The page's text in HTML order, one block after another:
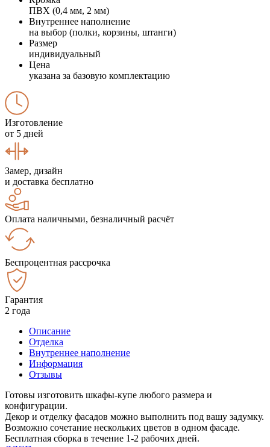
ПВХ (0,4 мм, 2 мм)
Внутреннее наполнение
на выбор (полки, корзины, штанги)
Размер
индивидуальный
Цена
указана за базовую комплектацию
Изготовление
от 5 дней
Замер, дизайн
и доставка бесплатно
Оплата наличными, безналичный расчёт
Беспроцентная рассрочка
Гарантия
2 года
Описание
Отделка
Внутреннее наполнение
Информация
Отзывы
Готовы изготовить шкафы-купе любого размера и
конфигурации.
Декор и отделку фасадов можно выполнить под вашу задумку.
Возможно сочетание нескольких цветов в одном фасаде.
Бесплатная сборка в течение 1-2 рабочих дней.